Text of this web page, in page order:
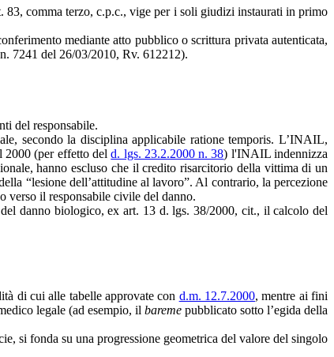
83, comma terzo, c.p.c., vige per i soli giudizi instaurati in primo
mediante atto pubblico o scrittura privata autenticata,
7241 del 26/03/2010, Rv. 612212).
del responsabile.
secondo la disciplina applicabile ratione temporis. L’INAIL,
2000 (per effetto deld. lgs. 23.2.2000 n. 38) l'INAIL indennizza
hanno escluso che il credito risarcitorio della vittima di un
“lesione dell’attitudine al lavoro”. Al contrario, la percezione
verso il responsabile civile del danno.
danno biologico, ex art. 13 d. lgs. 38/2000, cit., il calcolo del
di cui alle tabelle approvate con d.m. 12.7.2000, mentre ai fini
legale (ad esempio, il bareme pubblicato sotto l’egida della
si fonda su una progressione geometrica del valore del singolo